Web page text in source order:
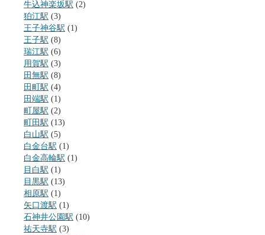
牛込神楽坂駅 (2)
狛江駅 (3)
王子神谷駅 (1)
王子駅 (8)
瑞江駅 (6)
用賀駅 (3)
田無駅 (8)
田町駅 (4)
田端駅 (1)
町屋駅 (2)
町田駅 (13)
白山駅 (5)
白金台駅 (1)
白金高輪駅 (1)
目白駅 (1)
目黒駅 (13)
相原駅 (1)
矢口渡駅 (1)
石神井公園駅 (10)
祐天寺駅 (3)